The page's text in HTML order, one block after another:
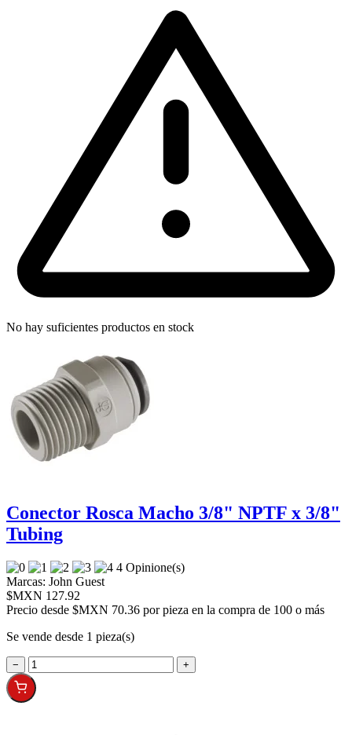
No hay suficientes productos en stock
Conector Rosca Macho 3/8" NPTF x 3/8"
Tubing
4 Opinione(s)
Marcas: John Guest
$MXN 127.92
Precio desde $MXN 70.36 por pieza en la compra de 100 o más
Se vende desde 1 pieza(s)
− +